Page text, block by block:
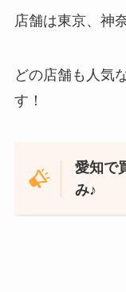
店舗は東京、神
どの店舗も人気
す！
愛知で
み♪